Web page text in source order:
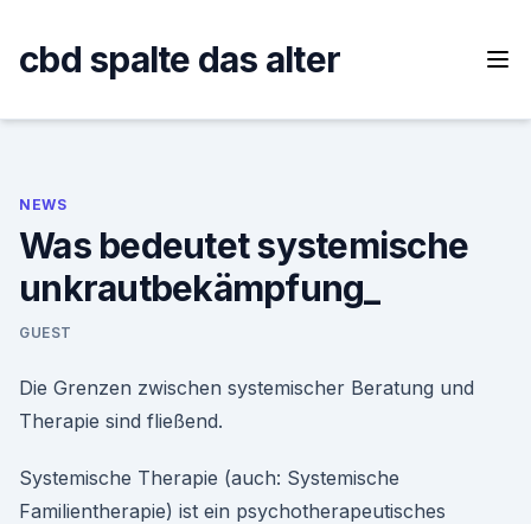
content
cbd spalte das alter
NEWS
Was bedeutet systemische
unkrautbekämpfung_
GUEST
Die Grenzen zwischen systemischer Beratung und
Therapie sind fließend.
Systemische Therapie (auch: Systemische
Familientherapie) ist ein psychotherapeutisches